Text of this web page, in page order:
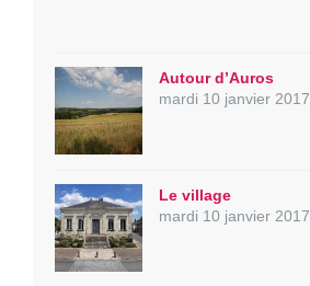
Autour d’Auros
mardi 10 janvier 2017
Le village
mardi 10 janvier 2017